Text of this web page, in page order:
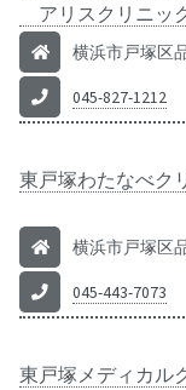
アリスクリニッ
横浜市戸塚区
045-827-1212
東戸塚わたなべク
横浜市戸塚区
045-443-7073
東戸塚メディカル